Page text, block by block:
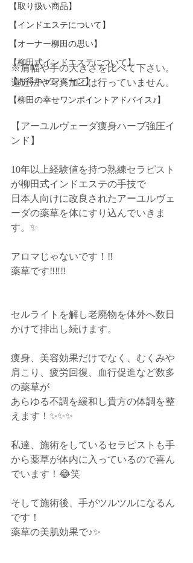
【取り扱い商品】
【インドエステについて】
【オーナー柳田の思い】
【柳田式インドエステについて】
【お得キャンペーン】
【柳田の幸せワンポイントアドバイス♪】
※肩幅や手の大きさを比べて下さい。
遠近法や写真加工は行っていません。
【アーユルヴェーダ痩身ハーブ強圧イ
ンド】﻿
10年以上経験値を持つ熟練セラピスト
が柳田式インドエステの手技で﻿
日本人向けに改良されたアーユルヴェ
ーダの薬草を体にすり込んでいきま
す。✨
アロマじゃないです！‼️
薬草です‼️‼️‼️
セルライトを解し老廃物を体外へ数日
かけて排出し続けます。﻿
痩身、美容効果だけでなく、むくみや
肩こり、疲労回復、血行促進など数多
の薬草が﻿
あらゆる不調を緩和し貴方の体調を整
えます！✨✨✨
私達、施術をしているセラピストも手
から薬草が体内に入っているので喜ん
でいます！😂笑﻿
そして施術後、手がツルツルになるん
です！﻿
薬草の美肌効果で♪✨